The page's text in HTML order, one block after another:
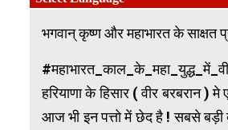
भगवान् कृष्ण और महाभारत के साक्षत
हरियाणा के हिसार ( वीर बरबरान
आज भी इन पत्तो में छेद है ! सबसे बड़ी